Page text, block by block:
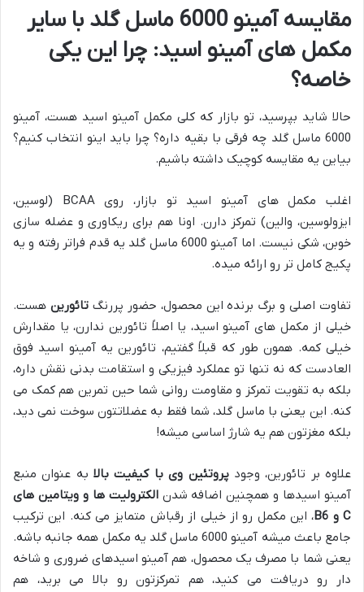
مقایسه آمینو 6000 ماسل گلد با سایر
مکمل های آمینو اسید: چرا این یکی
خاصه؟
حالا شاید بپرسید، تو بازار که کلی مکمل آمینو اسید هست، آمینو
6000 ماسل گلد چه فرقی با بقیه داره؟ چرا باید اینو انتخاب کنیم؟
بیاین یه مقایسه کوچیک داشته باشیم.
اغلب مکمل های آمینو اسید تو بازار، روی BCAA (لوسین،
ایزولوسین، والین) تمرکز دارن. اونا هم برای ریکاوری و عضله سازی
خوبن، شکی نیست. اما آمینو 6000 ماسل گلد یه قدم فراتر رفته و یه
پکیج کامل تر رو ارائه میده.
تفاوت اصلی و برگ برنده این محصول، حضور پررنگتائورین هست.
خیلی از مکمل های آمینو اسید، یا اصلاً تائورین ندارن، یا مقدارش
خیلی کمه. همون طور که قبلاً گفتیم، تائورین یه آمینو اسید فوق
العادست که نه تنها تو عملکرد فیزیکی و استقامت بدنی نقش داره،
بلکه به تقویت تمرکز و مقاومت روانی شما حین تمرین هم کمک می
کنه. این یعنی با ماسل گلد، شما فقط به عضلاتتون سوخت نمی دید،
بلکه مغزتون هم یه شارژ اساسی میشه!
علاوه بر تائورین، وجودپروتئین وی با کیفیت بالابه عنوان منبع
آمینو اسیدها و همچنین اضافه شدنالکترولیت ها و ویتامین های
C و B6
، این مکمل رو از خیلی از رقباش متمایز می کنه. این ترکیب
جامع باعث میشه آمینو 6000 ماسل گلد یه مکمل همه جانبه باشه.
یعنی شما با مصرف یک محصول، هم آمینو اسیدهای ضروری و شاخه
دار رو دریافت می کنید، هم تمرکزتون رو بالا می برید، هم